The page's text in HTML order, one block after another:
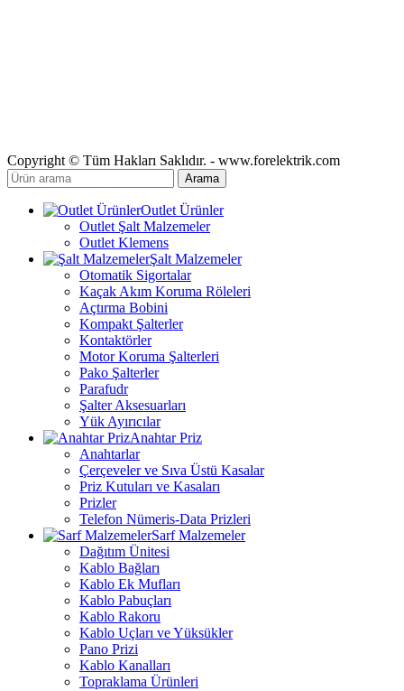
Copyright © Tüm Hakları Saklıdır. - www.forelektrik.com
Arama
Outlet Ürünler
Outlet Şalt Malzemeler
Outlet Klemens
Şalt Malzemeler
Otomatik Sigortalar
Kaçak Akım Koruma Röleleri
Açtırma Bobini
Kompakt Şalterler
Kontaktörler
Motor Koruma Şalterleri
Pako Şalterler
Parafudr
Şalter Aksesuarları
Yük Ayırıcılar
Anahtar Priz
Anahtarlar
Çerçeveler ve Sıva Üstü Kasalar
Priz Kutuları ve Kasaları
Prizler
Telefon Nümeris-Data Prizleri
Sarf Malzemeler
Dağıtım Ünitesi
Kablo Bağları
Kablo Ek Mufları
Kablo Pabuçları
Kablo Rakoru
Kablo Uçları ve Yüksükler
Pano Prizi
Kablo Kanalları
Topraklama Ürünleri